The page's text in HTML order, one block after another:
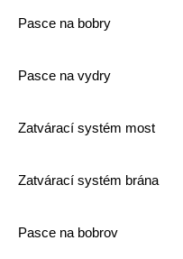
Pasce na bobry
Pasce na vydry
Zatvárací systém most
Zatvárací systém brána
Pasce na bobrov